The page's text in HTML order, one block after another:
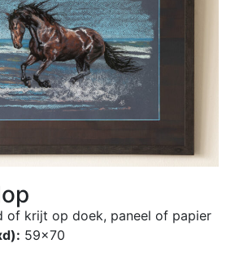
of krijt op doek, paneel of papier
59×70